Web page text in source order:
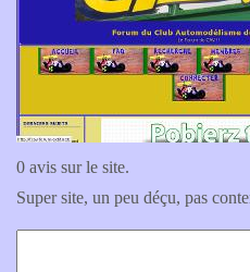
0 avis sur le site.
Super site, un peu déçu, pas